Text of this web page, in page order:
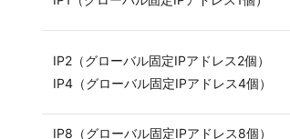
IP2（グローバル固定IPアドレス2個）
IP4（グローバル固定IPアドレス4個）
IP8（グローバル固定IPアドレス8個）